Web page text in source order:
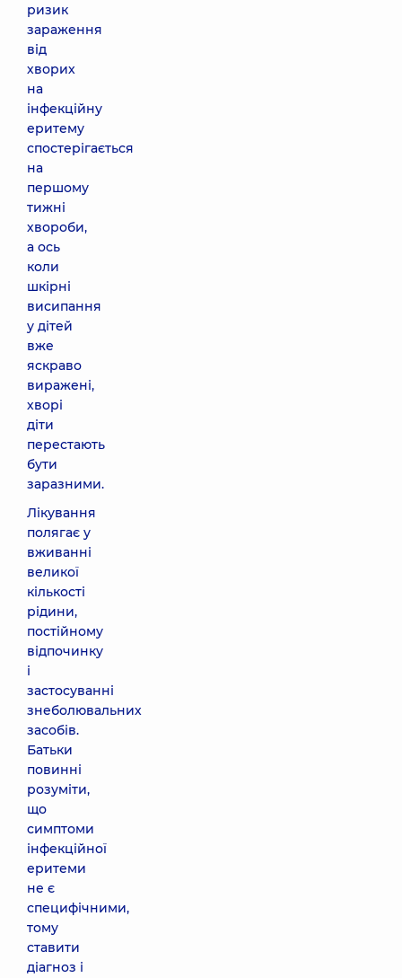
ризик
зараження
від
хворих
на
інфекційну
еритему
спостерігається
на
першому
тижні
хвороби,
а ось
коли
шкірні
висипання
у дітей
вже
яскраво
виражені,
хворі
діти
перестають
бути
заразними.
Лікування
полягає у
вживанні
великої
кількості
рідини,
постійному
відпочинку
і
застосуванні
знеболювальних
засобів.
Батьки
повинні
розуміти,
що
симптоми
інфекційної
еритеми
не є
специфічними,
тому
ставити
діагноз і